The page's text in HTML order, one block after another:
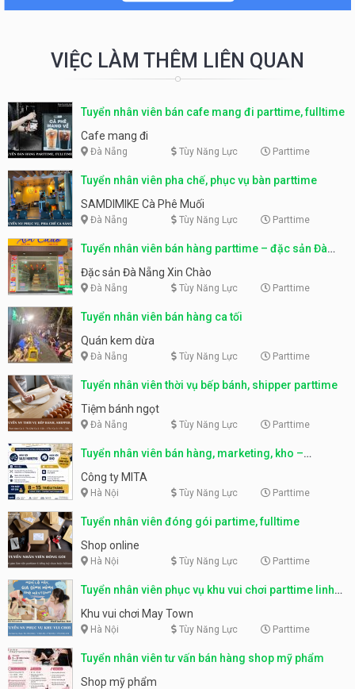
VIỆC LÀM THÊM LIÊN QUAN
Tuyển nhân viên bán cafe mang đi parttime, fulltime
Cafe mang đi
Đà Nẵng Tùy Năng Lực Parttime
Tuyển nhân viên pha chế, phục vụ bàn parttime
SAMDIMIKE Cà Phê Muối
Đà Nẵng Tùy Năng Lực Parttime
Tuyển nhân viên bán hàng parttime – đặc sản Đà
Nẵng
Đặc sản Đà Nẵng Xin Chào
Đà Nẵng Tùy Năng Lực Parttime
Tuyển nhân viên bán hàng ca tối
Quán kem dừa
Đà Nẵng Tùy Năng Lực Parttime
Tuyển nhân viên thời vụ bếp bánh, shipper parttime
Tiệm bánh ngọt
Đà Nẵng Tùy Năng Lực Parttime
Tuyển nhân viên bán hàng, marketing, kho –
parttime, fulltime
Công ty MITA
Hà Nội Tùy Năng Lực Parttime
Tuyển nhân viên đóng gói partime, fulltime
Shop online
Hà Nội Tùy Năng Lực Parttime
Tuyển nhân viên phục vụ khu vui chơi parttime linh
động
Khu vui chơi May Town
Hà Nội Tùy Năng Lực Parttime
Tuyển nhân viên tư vấn bán hàng shop mỹ phẩm
Shop mỹ phẩm